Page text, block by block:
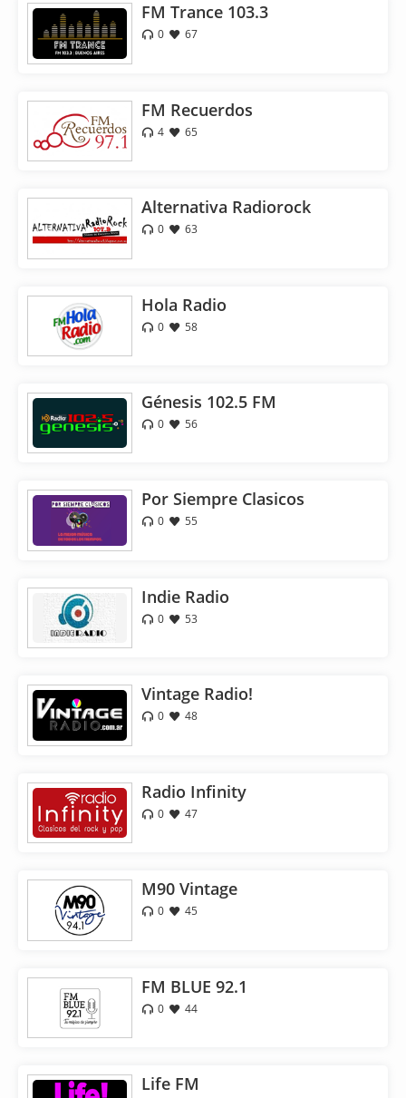
FM Trance 103.3
0 67
FM Recuerdos
4 65
Alternativa Radiorock
0 63
Hola Radio
0 58
Génesis 102.5 FM
0 56
Por Siempre Clasicos
0 55
Indie Radio
0 53
Vintage Radio!
0 48
Radio Infinity
0 47
M90 Vintage
0 45
FM BLUE 92.1
0 44
Life FM